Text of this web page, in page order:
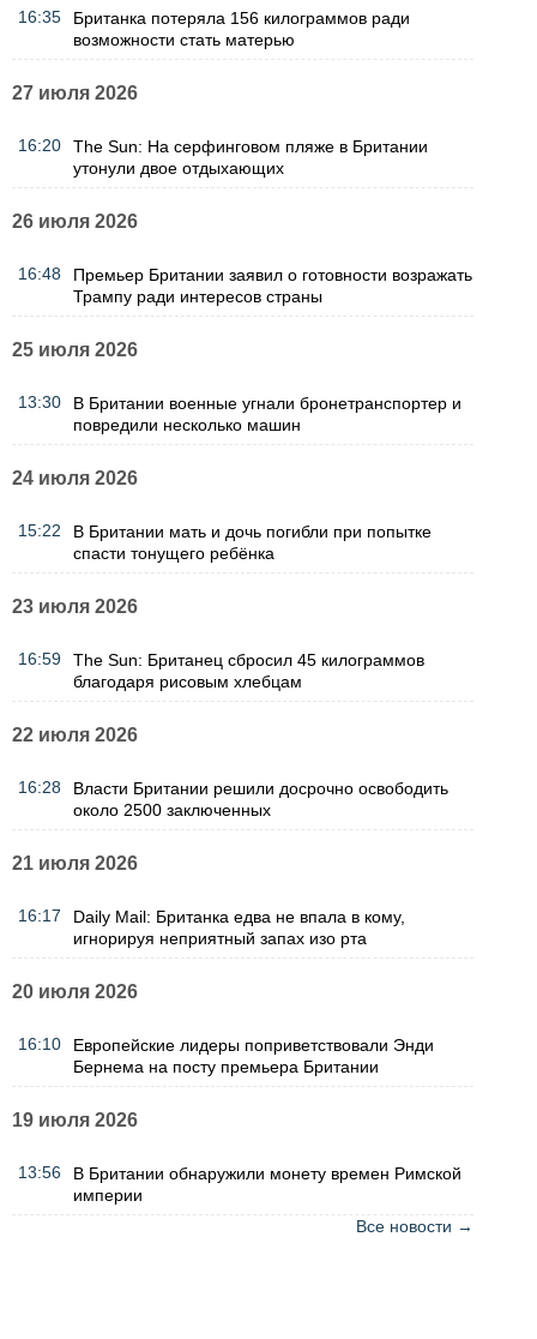
16:35
Британка потеряла 156 килограммов ради
возможности стать матерью
27 июля 2026
16:20
The Sun: На серфинговом пляже в Британии
утонули двое отдыхающих
26 июля 2026
16:48
Премьер Британии заявил о готовности возражать
Трампу ради интересов страны
25 июля 2026
13:30
В Британии военные угнали бронетранспортер и
повредили несколько машин
24 июля 2026
15:22
В Британии мать и дочь погибли при попытке
спасти тонущего ребёнка
23 июля 2026
16:59
The Sun: Британец сбросил 45 килограммов
благодаря рисовым хлебцам
22 июля 2026
16:28
Власти Британии решили досрочно освободить
около 2500 заключенных
21 июля 2026
16:17
Daily Mail: Британка едва не впала в кому,
игнорируя неприятный запах изо рта
20 июля 2026
16:10
Европейские лидеры поприветствовали Энди
Бернема на посту премьера Британии
19 июля 2026
13:56
В Британии обнаружили монету времен Римской
империи
Все новости →